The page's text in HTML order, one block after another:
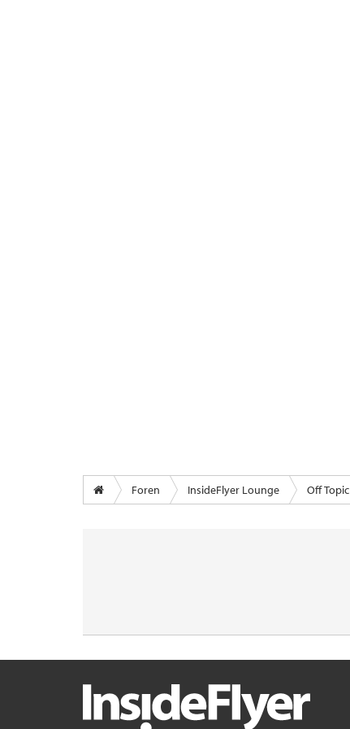
Foren InsideFlyer Lounge Off Topic